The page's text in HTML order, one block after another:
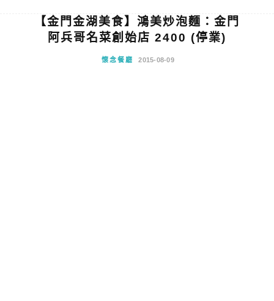
【金門金湖美食】鴻美炒泡麵：金門
阿兵哥名菜創始店 2400 (停業)
懷念餐廳 2015-08-09